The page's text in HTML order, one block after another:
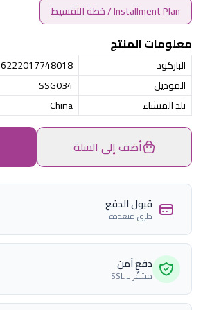
Installment Plan / خطة التقسيط
معلومات المنتج
الباركود
6222017748018
الموديل
SSG034
بلد المنشاء
China
أضف إلى السلة
قبول الدفع
طرق متعددة
دفع آمن
مشفّر بـ SSL